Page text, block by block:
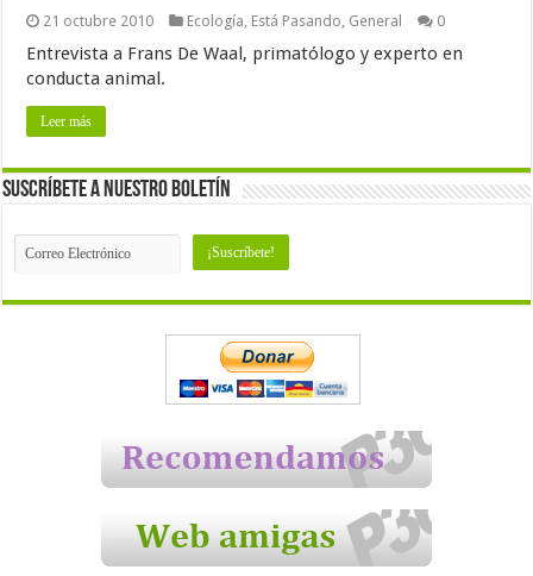
21 octubre 2010 Ecología Está Pasando General 0
Entrevista a Frans De Waal, primatólogo y experto en
conducta animal.
Leer más
Suscríbete a nuestro Boletín